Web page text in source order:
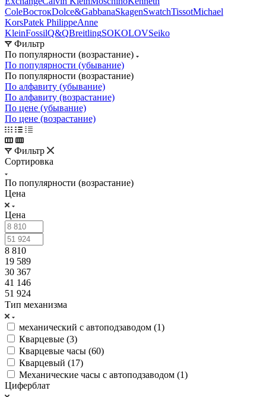
ColeВостокDolce&GabbanaSkagenSwatchTissotMichael
KorsPatek PhilippeAnne
KleinFossilQ&QBreitlingSOKOLOVSeiko
Фильтр
По популярности (возрастание)
По популярности (убывание)
По популярности (возрастание)
По алфавиту (убывание)
По алфавиту (возрастание)
По цене (убывание)
По цене (возрастание)
Фильтр
Сортировка
По популярности (возрастание)
Цена
Цена
8 810
19 589
30 367
41 146
51 924
Тип механизма
механический с автоподзаводом (1)
Кварцевые (3)
Кварцевые часы (60)
Кварцевый (17)
Механические часы с автоподзаводом (1)
Циферблат